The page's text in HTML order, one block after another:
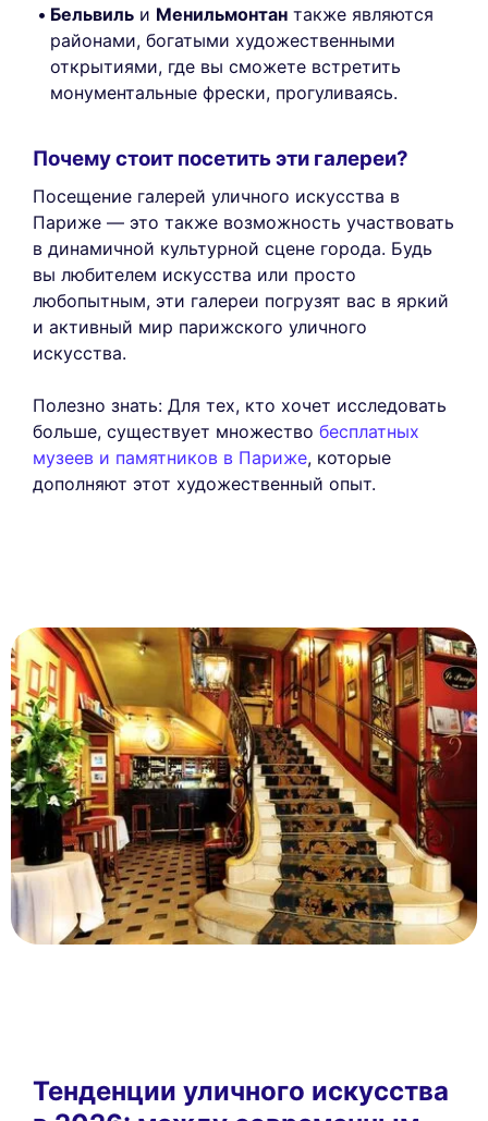
Бельвиль и Менильмонтан также являются
районами, богатыми художественными
открытиями, где вы сможете встретить
монументальные фрески, прогуливаясь.
Почему стоит посетить эти галереи?
Посещение галерей уличного искусства в
Париже — это также возможность участвовать
в динамичной культурной сцене города. Будь
вы любителем искусства или просто
любопытным, эти галереи погрузят вас в яркий
и активный мир парижского уличного
искусства.
Полезно знать: Для тех, кто хочет исследовать
больше, существует множество бесплатных
музеев и памятников в Париже, которые
дополняют этот художественный опыт.
Тенденции уличного искусства